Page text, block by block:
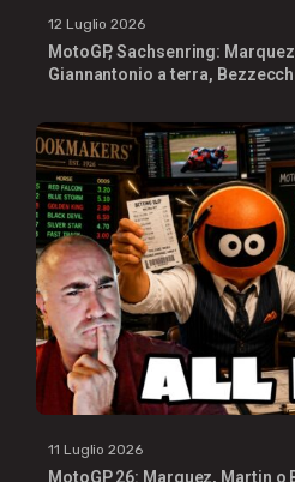
12 Luglio 2026
MotoGP, Sachsenring:
Giannantonio a terra,
11 Luglio 2026
MotoGP 26: Marquez, Martin